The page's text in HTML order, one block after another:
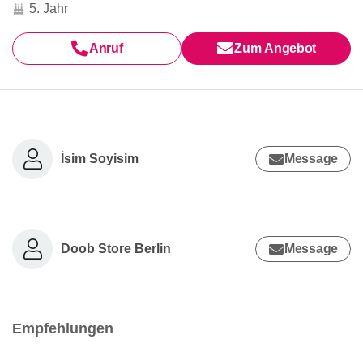
5. Jahr
Anruf Zum Angebot
İsim Soyisim Message
Doob Store Berlin Message
Empfehlungen